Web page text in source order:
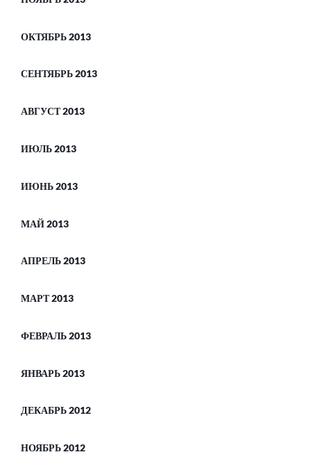
ОКТЯБРЬ 2013
СЕНТЯБРЬ 2013
АВГУСТ 2013
ИЮЛЬ 2013
ИЮНЬ 2013
МАЙ 2013
АПРЕЛЬ 2013
МАРТ 2013
ФЕВРАЛЬ 2013
ЯНВАРЬ 2013
ДЕКАБРЬ 2012
НОЯБРЬ 2012